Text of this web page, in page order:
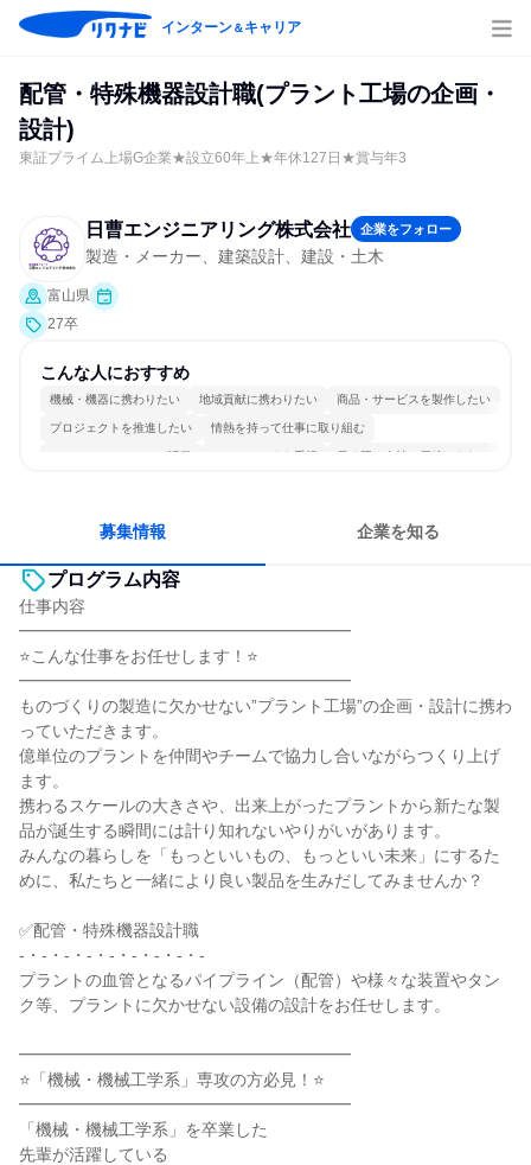
インターン＆キャリア
配管・特殊機器設計職(プラント工場の企画・
設計)
東証プライム上場G企業★設立60年上★年休127日★賞与年3
日曹エンジニアリング株式会社 企業をフォロー
製造・メーカー、建築設計、建設・土木
富山県
27卒
こんな人におすすめ
機械・機器に携わりたい 地域貢献に携わりたい 商品・サービスを製作したい
プロジェクトを推進したい 情熱を持って仕事に取り組む
コミュニケーションが活発 チームワークを重視 長く同じ会社に居続けられる
募集情報 企業を知る
プログラム内容
仕事内容
━━━━━━━━━━━━━━━━━━━━
⭐こんな仕事をお任せします！⭐
━━━━━━━━━━━━━━━━━━━━
ものづくりの製造に欠かせない”プラント工場”の企画・設計に携わ
っていただきます。
億単位のプラントを仲間やチームで協力し合いながらつくり上げ
ます。
携わるスケールの大きさや、出来上がったプラントから新たな製
品が誕生する瞬間には計り知れないやりがいがあります。
みんなの暮らしを「もっといいもの、もっといい未来」にするた
めに、私たちと一緒により良い製品を生みだしてみませんか？
✅配管・特殊機器設計職
-・-・-・-・-・-・-・-・-
プラントの血管となるパイプライン（配管）や様々な装置やタン
ク等、プラントに欠かせない設備の設計をお任せします。
━━━━━━━━━━━━━━━━━━━━
⭐「機械・機械工学系」専攻の方必見！⭐
━━━━━━━━━━━━━━━━━━━━
「機械・機械工学系」を卒業した
先輩が活躍している